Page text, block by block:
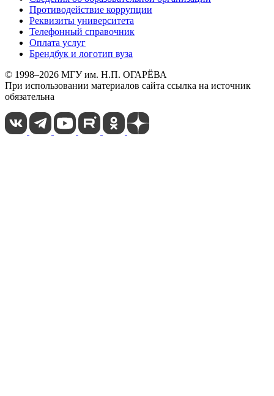
Противодействие коррупции
Реквизиты университета
Телефонный справочник
Оплата услуг
Брендбук и логотип вуза
© 1998–2026 МГУ им. Н.П. ОГАРЁВА
При использовании материалов сайта ссылка на источник
обязательна